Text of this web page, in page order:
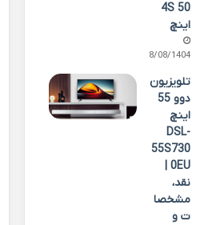
4S 50
اینچ
18/08/1404
تلویزیون
دوو 55
اینچ
DSL-
55S730
0EU |
نقد،
مشخصا
ت و